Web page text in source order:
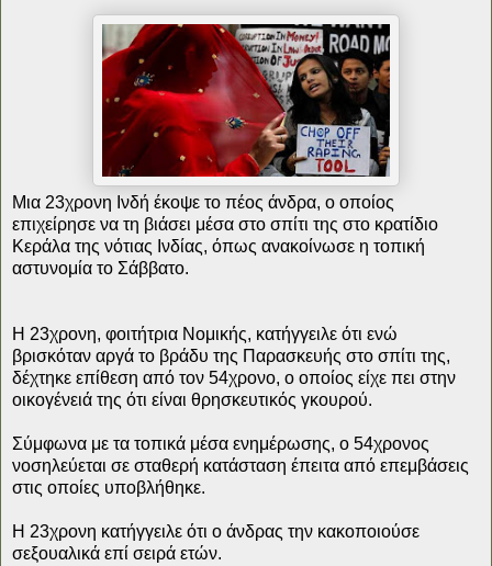
Μια 23χρονη Ινδή έκοψε το πέος άνδρα, ο οποίος
επιχείρησε να τη βιάσει μέσα στο σπίτι της στο κρατίδιο
Κεράλα της νότιας Ινδίας, όπως ανακοίνωσε η τοπική
αστυνομία το Σάββατο.
Η 23χρονη, φοιτήτρια Νομικής, κατήγγειλε ότι ενώ
βρισκόταν αργά το βράδυ της Παρασκευής στο σπίτι της,
δέχτηκε επίθεση από τον 54χρονο, ο οποίος είχε πει στην
οικογένειά της ότι είναι θρησκευτικός γκουρού.
Σύμφωνα με τα τοπικά μέσα ενημέρωσης, ο 54χρονος
νοσηλεύεται σε σταθερή κατάσταση έπειτα από επεμβάσεις
στις οποίες υποβλήθηκε.
Η 23χρονη κατήγγειλε ότι ο άνδρας την κακοποιούσε
σεξουαλικά επί σειρά ετών.